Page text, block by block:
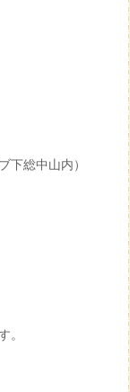
下総中山内）
。